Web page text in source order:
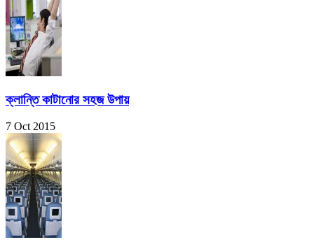
ক্লান্তি কাটানোর সহজ উপায়
7 Oct 2015